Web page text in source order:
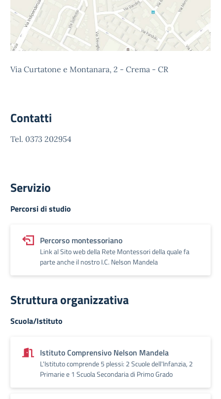
Via Curtatone e Montanara, 2 - Crema - CR
Contatti
Tel. 0373 202954
Servizio
Percorsi di studio
Percorso montessoriano
Link al Sito web della Rete Montessori della quale fa
parte anche il nostro I.C. Nelson Mandela
Struttura organizzativa
Scuola/Istituto
Istituto Comprensivo Nelson Mandela
L'Istituto comprende 5 plessi: 2 Scuole dell'Infanzia, 2
Primarie e 1 Scuola Secondaria di Primo Grado